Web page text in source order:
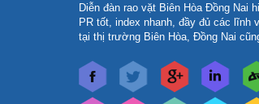
Diễn đàn rao vặt Biên Hòa Đồng Nai
PR tốt, index nhanh, đầy đủ các lĩnh
tại thị trường Biên Hòa, Đồng Nai